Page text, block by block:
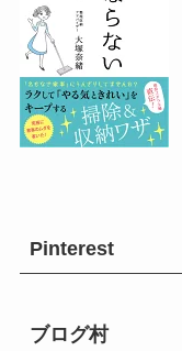
Pinterest
ブログ村